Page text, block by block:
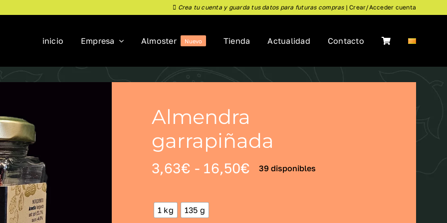
Crea tu cuenta y guarda tus datos para futuras compras|Crear/Acceder cuenta
inicio Empresa Almoster Nuevo Tienda Actualidad Contacto
Almendra
garrapiñada
3,63€ - 16,50€ Rango
39 disponibles
1 kg 135 g